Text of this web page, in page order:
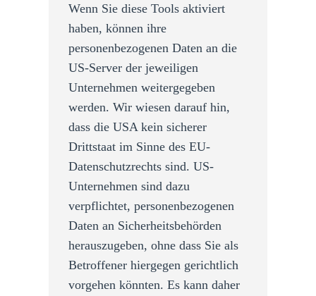
Wenn Sie diese Tools aktiviert
haben, können ihre
personenbezogenen Daten an die
US-Server der jeweiligen
Unternehmen weitergegeben
werden. Wir wiesen darauf hin,
dass die USA kein sicherer
Drittstaat im Sinne des EU-
Datenschutzrechts sind. US-
Unternehmen sind dazu
verpflichtet, personenbezogenen
Daten an Sicherheitsbehörden
herauszugeben, ohne dass Sie als
Betroffener hiergegen gerichtlich
vorgehen könnten. Es kann daher